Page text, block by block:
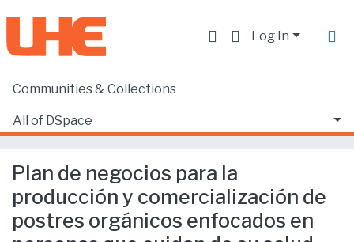
Log In
Communities & Collections
All of DSpace
Home
Plan de negocios para la producción y comercialización de postres orgánicos enfocados en personas que cuidan de su salud física, diabéticas e intolerantes a la lactosa y gluten en el Distrito Metropolitano de Quito
Plan de negocios para la
producción y comercialización de
postres orgánicos enfocados en